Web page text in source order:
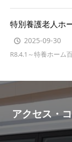
特別養護老人ホ
2025-09-30
R8.4.1～特養ホーム
アクセス・